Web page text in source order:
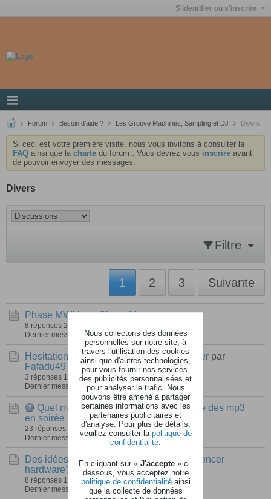
S'identifier ou s'inscrire
Forum Besoin d'aide ? Les Groove Machines, Sampling et DJ Divers
Si ceci est votre première visite, nous vous invitons à consulter la
FAQ ainsi que la charte du forum . Vous devrez vous inscrire avant
de pouvoir envoyer des messages.
Divers
Filtre
1 2 3 Suivante
Phase MWM parGiova.44
8 réponses 249 vues
Dernier message
11 juin 2022, 11h41
Hesitation entre tb3 Roland et td3 behinger par
Fafadu49
3 réponses 183 vues 0 réactions
Dernier message
23 décembre 2019, 18h12
Quel matos minimal et efficace pour lire des mp3
en soirée DJ?
parRD5
23 réponses 355 vues 0 réactions
Dernier message 15 août 2019, 10h17
Des idées de modeles pour un petit sequencer
hardware?
parerval
8 réponses 123 vues 0 réactions
Dernier message
18 juillet 2019, 18h20
Nous collectons des données
personnelles sur notre site, à
travers l'utilisation des cookies
ainsi que d'autres technologies,
pour vous fournir nos services,
des publicités personnalisées et
pour analyser le trafic. Nous
pouvons être amené à partager
certaines informations avec les
partenaires publicitaires et
d'analyse. Pour plus de détails,
veuillez consulter la politique de
confidentialité
En cliquant sur « J'accepte » ci-
dessous, vous acceptez notre
politique de confidentialitéainsi
que la collecte de données